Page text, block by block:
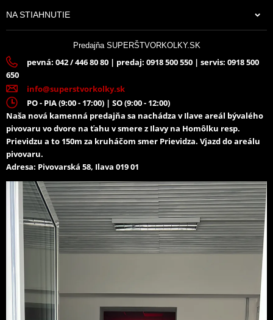
NA STIAHNUTIE
Predajňa SUPERŠTVORKOLKY.SK
pevná: 042 / 446 80 80 | predaj: 0918 500 550 | servis: 0918 500
650
info@superstvorkolky.sk
PO - PIA (9:00 - 17:00) | SO (9:00 - 12:00)
Naša nová kamenná predajňa sa nachádza v Ilave areál bývalého
pivovaru vo dvore na ťahu v smere z Ilavy na Homôlku resp.
Prievidzu a to 150m za kruháčom smer Prievidza. Vjazd do areálu
pivovaru.
Adresa: Pivovarská 58, Ilava 019 01